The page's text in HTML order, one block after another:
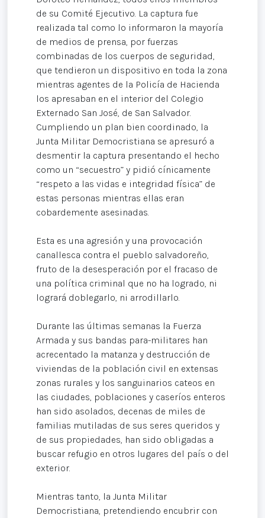
de su Comité Ejecutivo. La captura fue
realizada tal como lo informaron la mayoría
de medios de prensa, por fuerzas
combinadas de los cuerpos de seguridad,
que tendieron un dispositivo en toda la zona
mientras agentes de la Policía de Hacienda
los apresaban en el interior del Colegio
Externado San José, de San Salvador.
Cumpliendo un plan bien coordinado, la
Junta Militar Democristiana se apresuró a
desmentir la captura presentando el hecho
como un “secuestro” y pidió cínicamente
“respeto a las vidas e integridad física” de
estas personas mientras ellas eran
cobardemente asesinadas.
Esta es una agresión y una provocación
canallesca contra el pueblo salvadoreño,
fruto de la desesperación por el fracaso de
una política criminal que no ha logrado, ni
logrará doblegarlo, ni arrodillarlo.
Durante las últimas semanas la Fuerza
Armada y sus bandas para-militares han
acrecentado la matanza y destrucción de
viviendas de la población civil en extensas
zonas rurales y los sanguinarios cateos en
las ciudades, poblaciones y caseríos enteros
han sido asolados, decenas de miles de
familias mutiladas de sus seres queridos y
de sus propiedades, han sido obligadas a
buscar refugio en otros lugares del país o del
exterior.
Mientras tanto, la Junta Militar
Democristiana, pretendiendo encubrir con